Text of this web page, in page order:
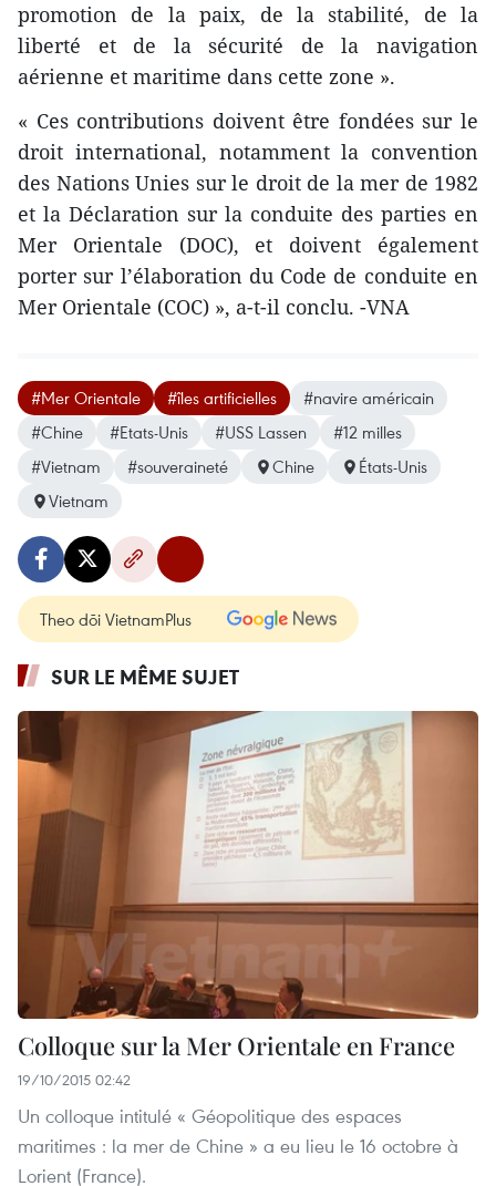
promotion de la paix, de la stabilité, de la
liberté et de la sécurité de la navigation
aérienne et maritime dans cette zone ».
« Ces contributions doivent être fondées sur le
droit international, notamment la convention
des Nations Unies sur le droit de la mer de 1982
et la Déclaration sur la conduite des parties en
Mer Orientale (DOC), et doivent également
porter ​sur l’élaboration du Code de conduite en
Mer Orientale (COC) », a-t-il conclu. -VNA
#Mer Orientale #îles artificielles
#navire américain
#Chine
#Etats-Unis #USS Lassen
#12 milles
#Vietnam
#souveraineté Chine
États-Unis
Vietnam
Theo dõi VietnamPlus
SUR LE MÊME SUJET
Colloque sur la Mer Orientale en France
19/10/2015 02:42
Un colloque intitulé « Géopolitique des espaces
maritimes : la mer de Chine » a eu lieu le 16 octobre à
Lorient (France).